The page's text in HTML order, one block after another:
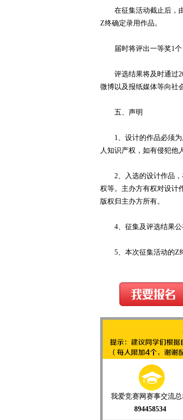
在征集活动截止后，由
Z终确定录用作品。
届时将评出一等奖1个，
评选结果将及时通过
微博以及报纸媒体等向社
五、声明
1、设计的作品必须为
人知识产权，如有侵犯他
2、入选的设计作品，
权等。主办方有权对设计
版权归主办方所有。
4、征集及评选结果公
5、本次征集活动的Z终
我爱竞赛网赛事交流
894458534